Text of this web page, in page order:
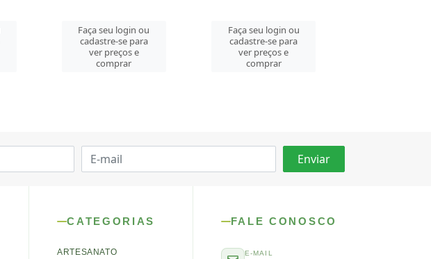
Faça seu login ou
cadastre-se para
ver preços e
comprar
Faça seu login ou
cadastre-se para
ver preços e
comprar
CATEGORIAS
ARTESANATO
FALE CONOSCO
E-MAIL